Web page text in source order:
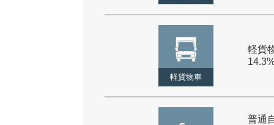
軽貨物車
軽貨
普通